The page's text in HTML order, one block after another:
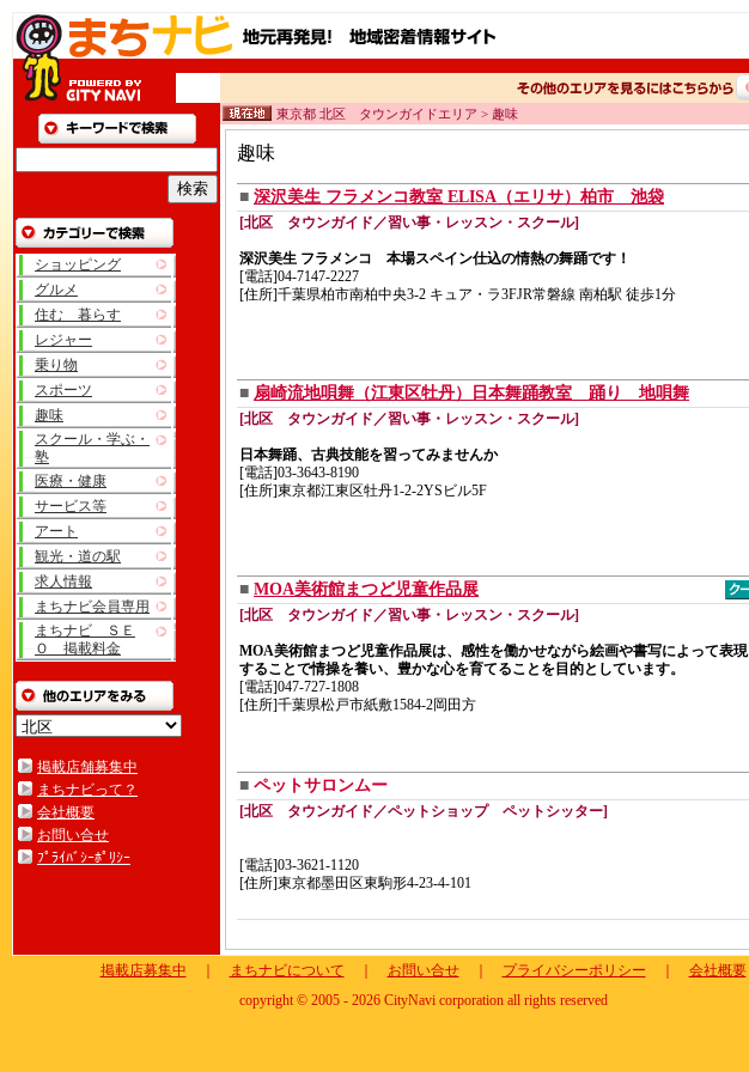
ショッピング
グルメ
住む 暮らす
レジャー
乗り物
スポーツ
趣味
スクール・学ぶ・
塾
医療・健康
サービス等
アート
観光・道の駅
求人情報
まちナビ会員専用
まちナビ ＳＥ
Ｏ 掲載料金
掲載店舗募集中
まちナビって？
会社概要
お問い合せ
ﾌﾟﾗｲﾊﾞｼｰﾎﾟﾘｼｰ
東京都 北区 タウンガイドエリア > 趣味
趣味
■ 深沢美生 フラメンコ教室 ELISA（エリサ）柏市 池袋
[北区 タウンガイド／習い事・レッスン・スクール]
深沢美生 フラメンコ 本場スペイン仕込の情熱の舞踊です！
[電話]04-7147-2227
[住所]千葉県柏市南柏中央3-2 キュア・ラ3FJR常磐線 南柏駅 徒歩1分
■ 扇崎流地唄舞（江東区牡丹）日本舞踊教室 踊り 地唄舞
[北区 タウンガイド／習い事・レッスン・スクール]
日本舞踊、古典技能を習ってみませんか
[電話]03-3643-8190
[住所]東京都江東区牡丹1-2-2YSビル5F
■ MOA美術館まつど児童作品展
[北区 タウンガイド／習い事・レッスン・スクール]
MOA美術館まつど児童作品展は、感性を働かせながら絵画や書写によって表現
することで情操を養い、豊かな心を育てることを目的としています。
[電話]047-727-1808
[住所]千葉県松戸市紙敷1584-2岡田方
■ ペットサロンムー
[北区 タウンガイド／ペットショップ ペットシッター]
[電話]03-3621-1120
[住所]東京都墨田区東駒形4-23-4-101
掲載店募集中 まちナビについて お問い合せ｜ プライバシーポリシー
会社概要
copyright © 2005 - 2026 CityNavi corporation all rights reserved